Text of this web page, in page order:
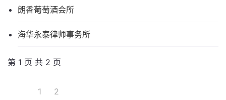
朗香葡萄酒会所
海华永泰律师事务所
第 1 页 共 2 页
1 2